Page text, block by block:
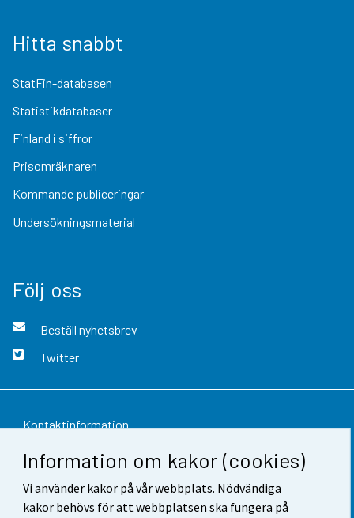
Information om kakor (cookies)
Vi använder kakor på vår webbplats. Nödvändiga
kakor behövs för att webbplatsen ska fungera på
Hitta snabbt
StatFin-databasen
Statistikdatabaser
Finland i siffror
Prisomräknaren
Kommande publiceringar
Undersökningsmaterial
Följ oss
Beställ nyhetsbrev
Twitter
Kontaktinformation
Respons
Användarvillkor